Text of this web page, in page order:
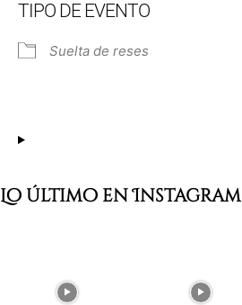
TIPO DE EVENTO
Suelta de reses
Lo último en Instagram